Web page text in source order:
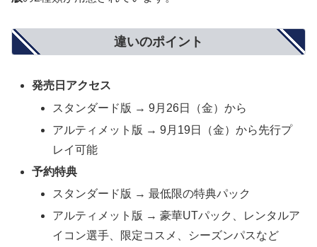
違いのポイント
発売日アクセス
スタンダード版 → 9月26日（金）から
アルティメット版 → 9月19日（金）から先行プ
レイ可能
予約特典
スタンダード版 → 最低限の特典パック
アルティメット版 → 豪華UTパック、レンタルア
イコン選手、限定コスメ、シーズンパスなど